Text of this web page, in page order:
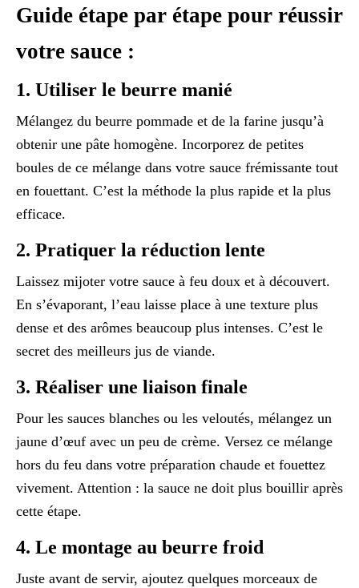
Guide étape par étape pour réussir
votre sauce :
1. Utiliser le beurre manié
Mélangez du beurre pommade et de la farine jusqu’à
obtenir une pâte homogène. Incorporez de petites
boules de ce mélange dans votre sauce frémissante tout
en fouettant. C’est la méthode la plus rapide et la plus
efficace.
2. Pratiquer la réduction lente
Laissez mijoter votre sauce à feu doux et à découvert.
En s’évaporant, l’eau laisse place à une texture plus
dense et des arômes beaucoup plus intenses. C’est le
secret des meilleurs jus de viande.
3. Réaliser une liaison finale
Pour les sauces blanches ou les veloutés, mélangez un
jaune d’œuf avec un peu de crème. Versez ce mélange
hors du feu dans votre préparation chaude et fouettez
vivement. Attention : la sauce ne doit plus bouillir après
cette étape.
4. Le montage au beurre froid
Juste avant de servir, ajoutez quelques morceaux de